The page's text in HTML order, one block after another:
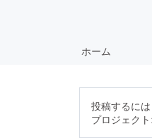
ホーム
投稿するには
プロジェク